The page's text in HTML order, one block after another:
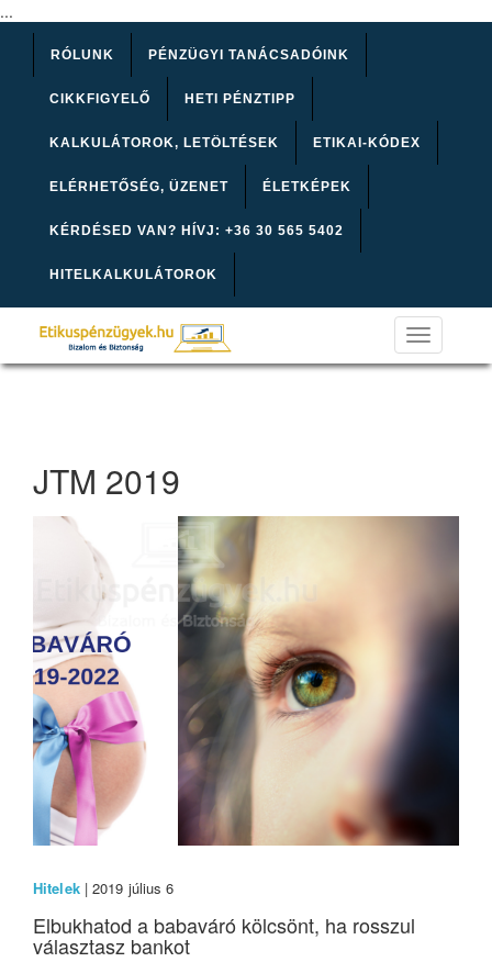
...
RÓLUNK PÉNZÜGYI TANÁCSADÓINK
CIKKFIGYELŐ HETI PÉNZTIPP
KALKULÁTOROK, LETÖLTÉSEK ETIKAI-KÓDEX
ELÉRHETŐSÉG, ÜZENET ÉLETKÉPEK
KÉRDÉSED VAN? HÍVJ: +36 30 565 5402
HITELKALKULÁTOROK
Toggle
navigation
JTM 2019
Hitelek| 2019 július 6
Elbukhatod a babaváró kölcsönt, ha rosszul
választasz bankot